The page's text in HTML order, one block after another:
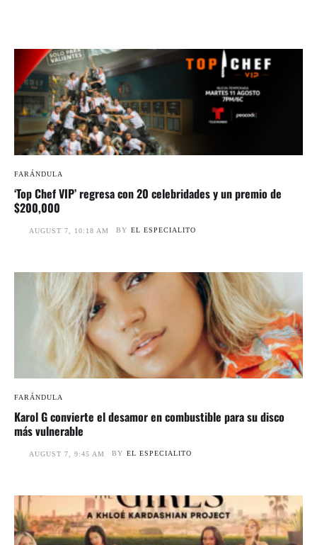
FARÁNDULA
‘Top Chef VIP’ regresa con 20 celebridades y un premio de
$200,000
AUGUST 7, 10:18 AM BY EL ESPECIALITO
FARÁNDULA
Karol G convierte el desamor en combustible para su disco
más vulnerable
AUGUST 7, 9:45 AM BY EL ESPECIALITO